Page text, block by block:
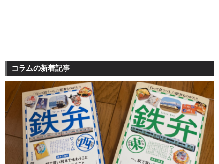
コラムの新着記事